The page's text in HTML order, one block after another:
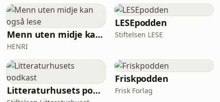
Menn uten midje kan også lese
HENRI
LESEpodden
Stiftelsen LESE
Litteraturhusets podkast
Friskpodden
Frisk Forlag